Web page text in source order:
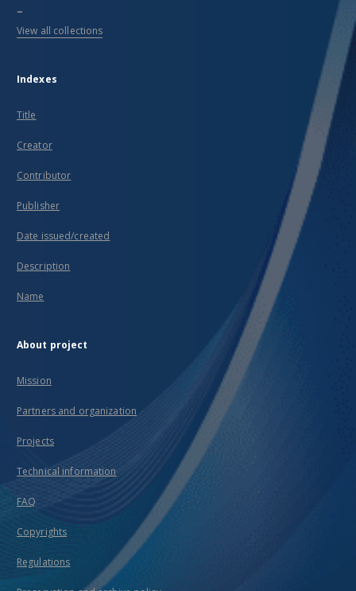
...
View all collections
Indexes
Title
Creator
Contributor
Publisher
Date issued/created
Description
Name
About project
Mission
Partners and organization
Projects
Technical information
FAQ
Copyrights
Regulations